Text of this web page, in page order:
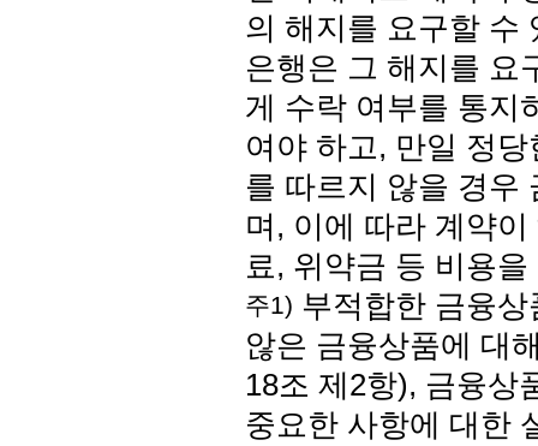
의 해지를 요구할 수
은행은 그 해지를 요
게 수락 여부를 통지
여야 하고, 만일 정
를 따르지 않을 경우
며, 이에 따라 계약
료, 위약금 등 비용
주1) 부적합한 금융
않은 금융상품에 대
18조 제2항), 금융상
중요한 사항에 대한